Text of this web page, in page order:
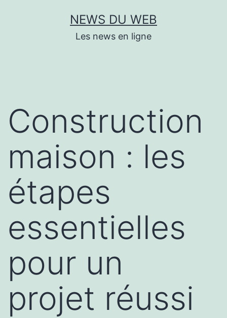
NEWS DU WEB
Les news en ligne
Construction
maison : les
étapes
essentielles
pour un
projet réussi